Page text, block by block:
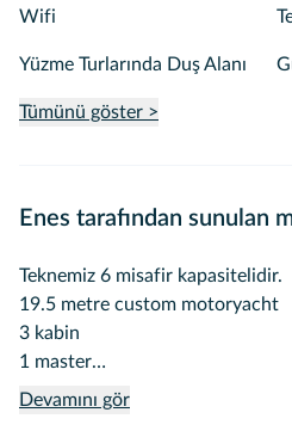
Wifi
Yüzme Turlarında Duş Alanı
Tümünü göster >
Enes tarafından sunulan
Teknemiz 6 misafir kapasitelidir.
19.5 metre custom motoryacht
3 kabin
1 master
1 pair
Devamını gör